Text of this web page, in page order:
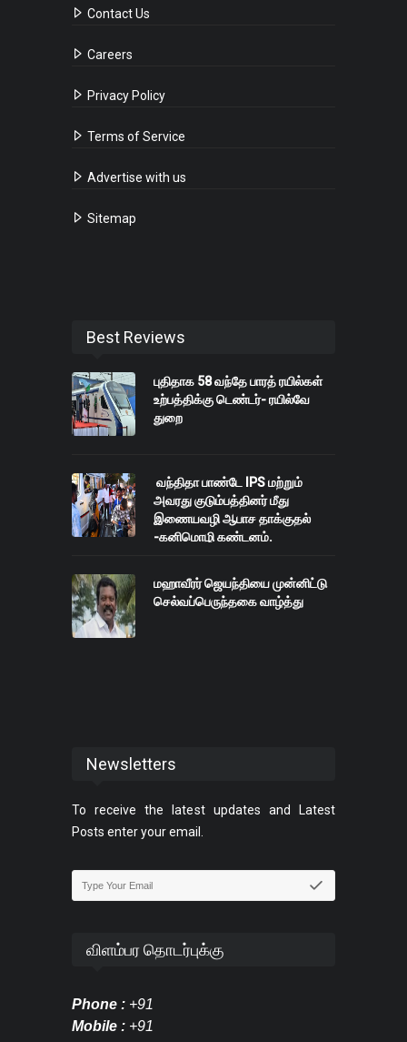
Contact Us
Careers
Privacy Policy
Terms of Service
Advertise with us
Sitemap
Best Reviews
புதிதாக 58 வந்தே பாரத் ரயில்கள்
உற்பத்திக்கு டெண்டர்- ரயில்வே
துறை
வந்திதா பாண்டே IPS மற்றும்
அவரது குடும்பத்தினர் மீது
இணையவழி ஆபாச தாக்குதல்
-கனிமொழி கண்டனம்.
மஹாவீரர் ஜெயந்தியை முன்னிட்டு
செல்வப்பெருந்தகை வாழ்த்து
Newsletters
To receive the latest updates and Latest
Posts enter your email.
விளம்பர தொடர்புக்கு
Phone : +91
Mobile : +91